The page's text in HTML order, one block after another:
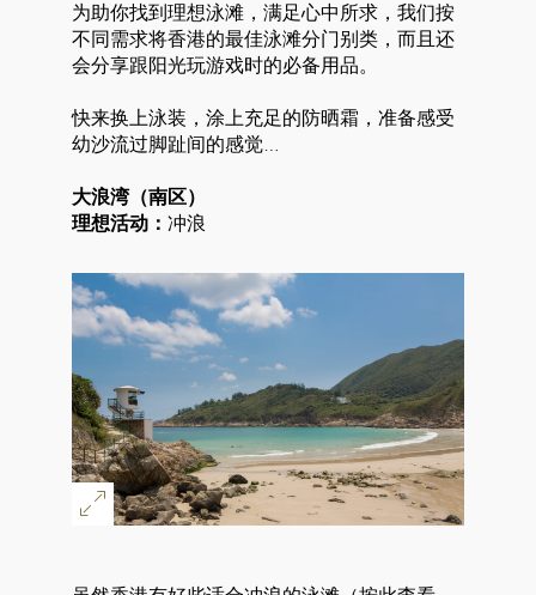
为助你找到理想泳滩，满足心中所求，我们按
不同需求将香港的最佳泳滩分门别类，而且还
会分享跟阳光玩游戏时的必备用品。
快来换上泳装，涂上充足的防晒霜，准备感受
幼沙流过脚趾间的感觉…
大浪湾（南区）
理想活动： 冲浪